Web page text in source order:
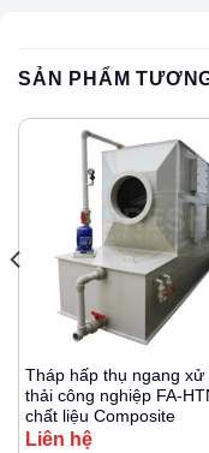
SẢN PHẨM
Tháp hấp thụ ngang xử
thải công nghiệp FA-
chất liệu Composite
Liên hệ